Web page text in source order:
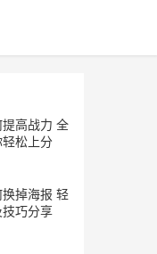
高战力 全
松上分
掉海报 轻
巧分享